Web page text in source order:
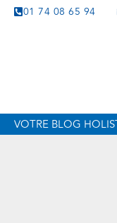
01 74 08 65 94
VOTRE BLOG